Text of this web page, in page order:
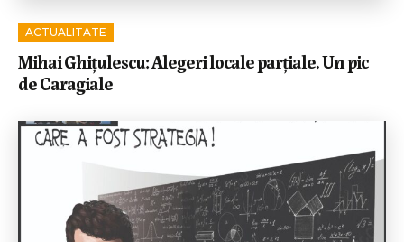
ACTUALITATE
Mihai Ghițulescu: Alegeri locale parțiale. Un pic
de Caragiale